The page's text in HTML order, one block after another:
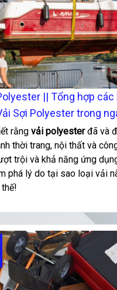
|| Tổng hợp
Sợi Polyester trong
rằng vải polyesterđã và
thời trang, nội thất và
trội và khả năng ứng
phá lý do tại sao loại vải